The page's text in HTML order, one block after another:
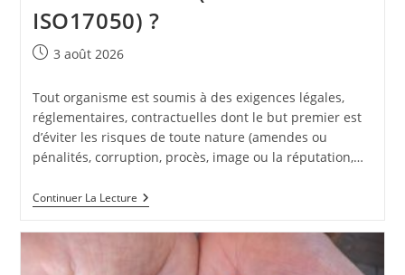
ISO17050) ?
Publication
3 août 2026
Tout organisme est soumis à des exigences légales,
réglementaires, contractuelles dont le but premier est
d’éviter les risques de toute nature (amendes ou
pénalités, corruption, procès, image ou la réputation,…
Continuer La LectureConformité
De
Personne